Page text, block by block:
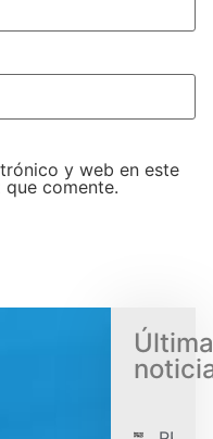
y web en este
comente.